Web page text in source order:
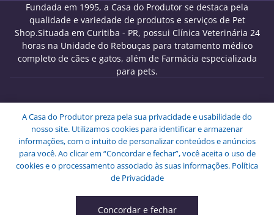
Fundada em 1995, a Casa do Produtor se destaca pela
qualidade e variedade de produtos e serviços de Pet
Shop.Situada em Curitiba - PR, possui Clínica Veterinária 24
horas na Unidade do Rebouças para tratamento médico
completo de cães e gatos, além de Farmácia especializada
para pets.
09.439.591/0001-72
Endereço: Rua Engenheiros Rebouças, 1826 - Rebouças -
Curitiba - PR - CEP: 80230-040.
Copyright © Melo Pet Shop Comércio de Rações LTDA -
Todos os Direitos Reservados.
Concordar e fechar
A Casa do Produtor preza pela sua privacidade e usabilidade do
nosso site. Utilizamos cookies para identificar e armazenar
informações, com o intuito de personalizar conteúdos e anúncios
para você. Ao clicar em “Concordar e fechar”, você aceita o uso de
cookies e o processamento associado às suas informações. Política
de Privacidade